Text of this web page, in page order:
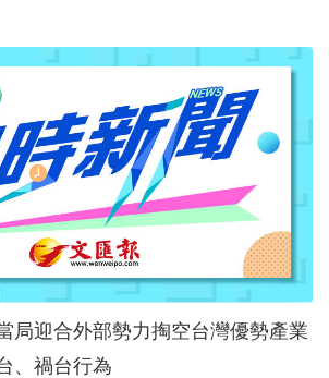
局迎合外部勢力掏空台灣優勢產業
、禍台行為